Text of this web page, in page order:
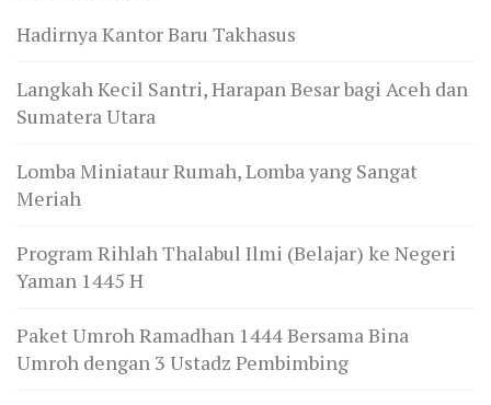
Hadirnya Kantor Baru Takhasus
Langkah Kecil Santri, Harapan Besar bagi Aceh dan
Sumatera Utara
Lomba Miniataur Rumah, Lomba yang Sangat
Meriah
Program Rihlah Thalabul Ilmi (Belajar) ke Negeri
Yaman 1445 H
Paket Umroh Ramadhan 1444 Bersama Bina
Umroh dengan 3 Ustadz Pembimbing